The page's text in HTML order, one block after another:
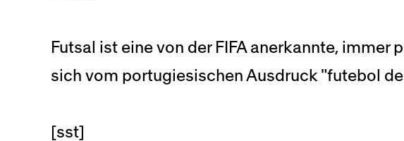
Futsal ist eine von der FIFA anerkannte,
sich vom portugiesischen Ausdruck "futebol
[sst]